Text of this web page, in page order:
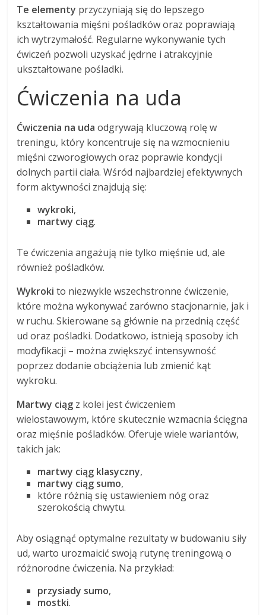
Te elementy przyczyniają się do lepszego
kształtowania mięśni pośladków oraz poprawiają
ich wytrzymałość. Regularne wykonywanie tych
ćwiczeń pozwoli uzyskać jędrne i atrakcyjnie
ukształtowane pośladki.
Ćwiczenia na uda
Ćwiczenia na uda odgrywają kluczową rolę w
treningu, który koncentruje się na wzmocnieniu
mięśni czworogłowych oraz poprawie kondycji
dolnych partii ciała. Wśród najbardziej efektywnych
form aktywności znajdują się:
wykroki,
martwy ciąg.
Te ćwiczenia angażują nie tylko mięśnie ud, ale
również pośladków.
Wykroki to niezwykle wszechstronne ćwiczenie,
które można wykonywać zarówno stacjonarnie, jak i
w ruchu. Skierowane są głównie na przednią część
ud oraz pośladki. Dodatkowo, istnieją sposoby ich
modyfikacji – można zwiększyć intensywność
poprzez dodanie obciążenia lub zmienić kąt
wykroku.
Martwy ciąg z kolei jest ćwiczeniem
wielostawowym, które skutecznie wzmacnia ścięgna
oraz mięśnie pośladków. Oferuje wiele wariantów,
takich jak:
martwy ciąg klasyczny,
martwy ciąg sumo,
które różnią się ustawieniem nóg oraz
szerokością chwytu.
Aby osiągnąć optymalne rezultaty w budowaniu siły
ud, warto urozmaicić swoją rutynę treningową o
różnorodne ćwiczenia. Na przykład:
przysiady sumo,
mostki.